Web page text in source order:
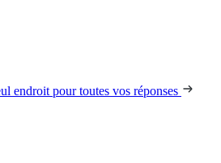
endroit pour toutes vos réponses